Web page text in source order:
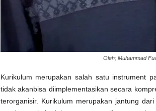
Oleh; Muhammad
Kurikulum merupakan salah satu instrument
tidak akanbisa diimplementasikan secara
terorganisir. Kurikulum merupakan jantung dari